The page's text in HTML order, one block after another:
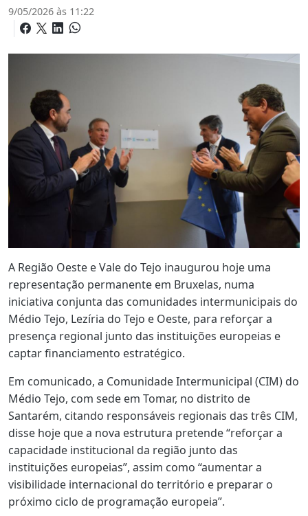
9/05/2026 às 11:22
A Região Oeste e Vale do Tejo inaugurou hoje uma
representação permanente em Bruxelas, numa
iniciativa conjunta das comunidades intermunicipais do
Médio Tejo, Lezíria do Tejo e Oeste, para reforçar a
presença regional junto das instituições europeias e
captar financiamento estratégico.
Em comunicado, a Comunidade Intermunicipal (CIM) do
Médio Tejo, com sede em Tomar, no distrito de
Santarém, citando responsáveis regionais das três CIM,
disse hoje que a nova estrutura pretende “reforçar a
capacidade institucional da região junto das
instituições europeias”, assim como “aumentar a
visibilidade internacional do território e preparar o
próximo ciclo de programação europeia”.